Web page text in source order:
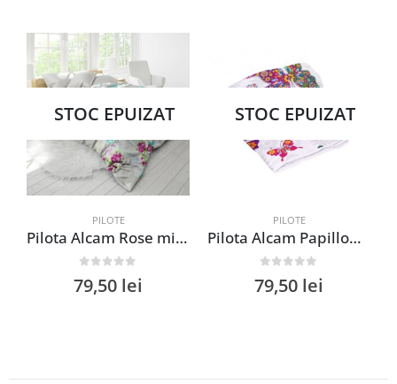
STOC EPUIZAT
PILOTE
Pilota Alcam Rose microfibra matlasata 250g/mp 140×200 cm usoara si calduroasa pentru orice anotimp
79,50 lei
STOC EPUIZAT
PILOTE
Pilota Alcam Papillons microfibra matlasata 140×200 cm 250g/mp cu design inspirat din natura pentru confort termic
79,50 lei